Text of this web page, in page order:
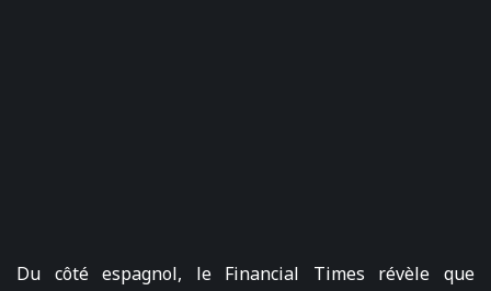
Du côté espagnol, le Financial Times révèle que